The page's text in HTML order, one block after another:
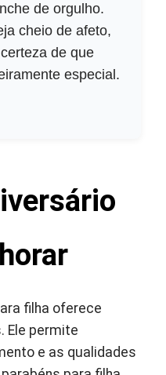
de orgulho.
cheio de afeto,
de que
especial.
filha oferece
Ele permite
e as qualidades